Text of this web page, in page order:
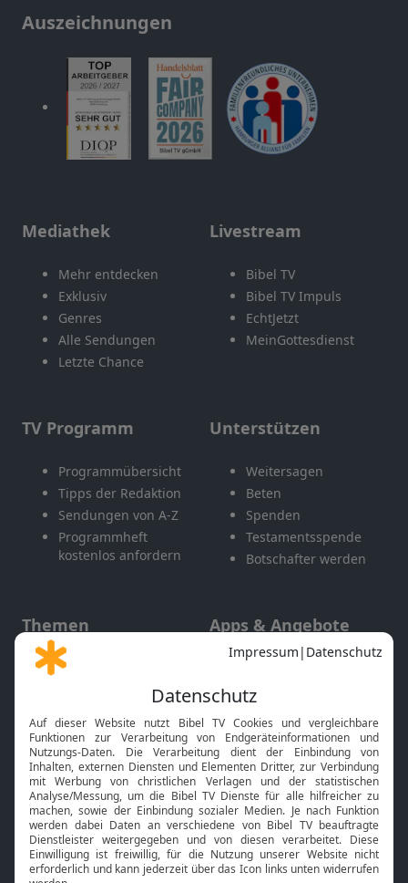
Auszeichnungen
Mediathek
Mehr entdecken
Exklusiv
Genres
Alle Sendungen
Letzte Chance
Livestream
Bibel TV
Bibel TV Impuls
EchtJetzt
MeinGottesdienst
TV Programm
Programmübersicht
Tipps der Redaktion
Sendungen von A-Z
Programmheft
kostenlos anfordern
Unterstützen
Weitersagen
Beten
Spenden
Testamentsspende
Botschafter werden
Themen
Gott und Bibel erklärt
Neuigkeiten
Apps & Angebote
Mobile App
Smart TV
HbbTV
Bibelthek Online-Bibel
Nächster Gottesdienst
Bibel TV Service